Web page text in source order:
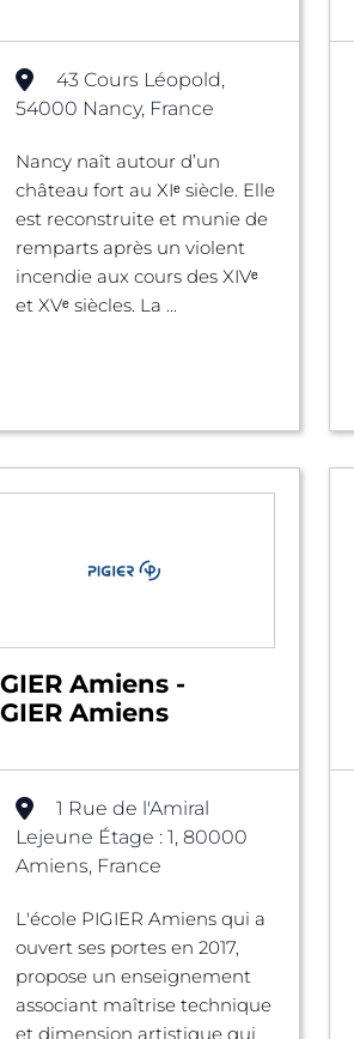
43 Cours Léopold,
54000 Nancy, France
Nancy naît autour d’un
château fort au XIᵉ siècle. Elle
est reconstruite et munie de
remparts après un violent
incendie aux cours des XIVᵉ
et XVᵉ siècles. La ...
Amiens -
Amiens
1 Rue de l'Amiral
Lejeune Étage : 1, 80000
Amiens, France
L'école PIGIER Amiens qui a
ouvert ses portes en 2017,
propose un enseignement
associant maîtrise technique
et dimension artistique qui